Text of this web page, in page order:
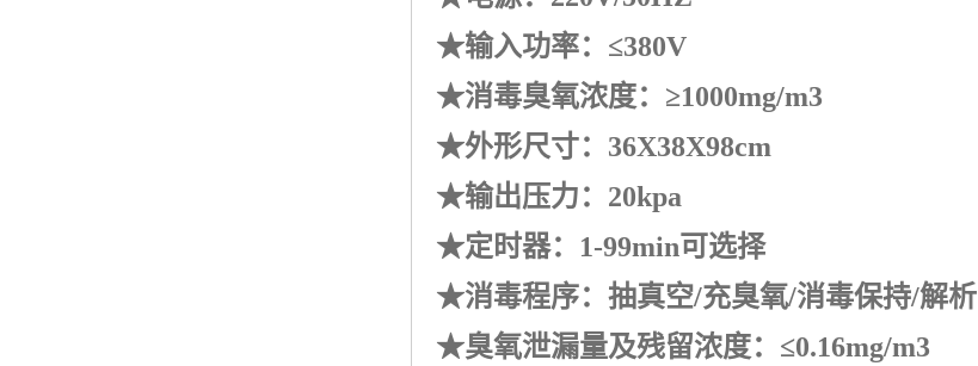
★输入功率：≤380V
★消毒臭氧浓度：≥1000mg/m3
★外形尺寸：36X38X98cm
★输出压力：20kpa
★定时器：1-99min可选择
★消毒程序：抽真空/充臭氧/消毒保持/解析
★臭氧泄漏量及残留浓度：≤0.16mg/m3